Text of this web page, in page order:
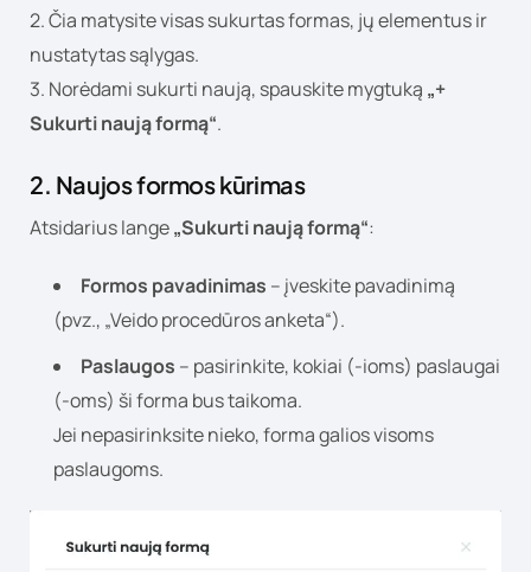
2. Čia matysite visas sukurtas formas, jų elementus ir
nustatytas sąlygas.
3. Norėdami sukurti naują, spauskite mygtuką „+
Sukurti naują formą“.
2. Naujos formos kūrimas
Atsidarius lange„Sukurti naują formą“:
Formos pavadinimas – įveskite pavadinimą
(pvz., „Veido procedūros anketa“).
Paslaugos – pasirinkite, kokiai (-ioms) paslaugai
(-oms) ši forma bus taikoma.
Jei nepasirinksite nieko, forma galios visoms
paslaugoms.